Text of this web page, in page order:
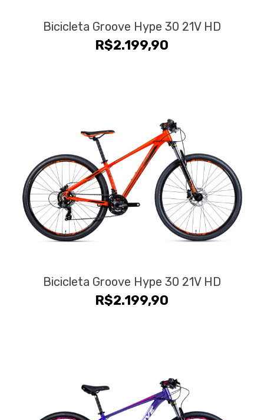
Bicicleta Groove Hype 30 21V HD
R$2.199,90
Bicicleta Groove Hype 30 21V HD
R$2.199,90